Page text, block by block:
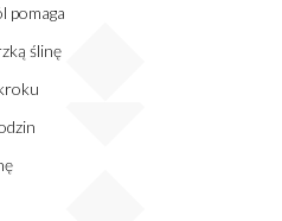
pomaga
ślinę